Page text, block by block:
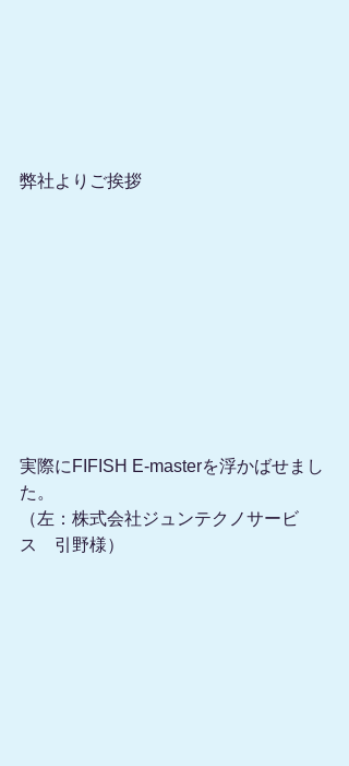
弊社よりご挨拶
実際にFIFISH E-masterを浮かばせまし
た。
（左：株式会社ジュンテクノサービ
ス　引野様）